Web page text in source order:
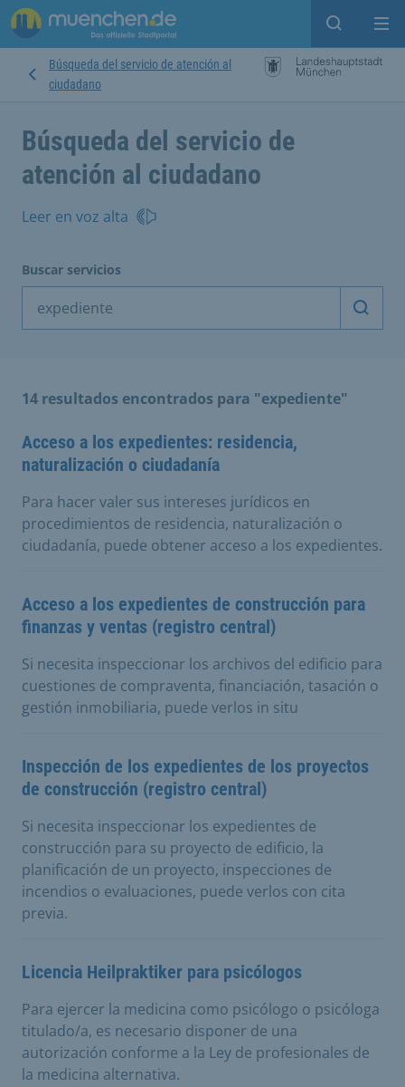
Open
Búsqueda del servicio de atención al
ciudadano
Búsqueda del servicio de
atención al ciudadano
Leer en voz alta
Buscar servicios
14 resultados encontrados para "expediente"
Acceso a los expedientes: residencia,
naturalización o ciudadanía
Para hacer valer sus intereses jurídicos en
procedimientos de residencia, naturalización o
ciudadanía, puede obtener acceso a los expedientes.
Acceso a los expedientes de construcción para
finanzas y ventas (registro central)
Si necesita inspeccionar los archivos del edificio para
cuestiones de compraventa, financiación, tasación o
gestión inmobiliaria, puede verlos in situ
Inspección de los expedientes de los proyectos
de construcción (registro central)
Si necesita inspeccionar los expedientes de
construcción para su proyecto de edificio, la
planificación de un proyecto, inspecciones de
incendios o evaluaciones, puede verlos con cita
previa.
Licencia Heilpraktiker para psicólogos
Para ejercer la medicina como psicólogo o psicóloga
titulado/a, es necesario disponer de una
autorización conforme a la Ley de profesionales de
la medicina alternativa.